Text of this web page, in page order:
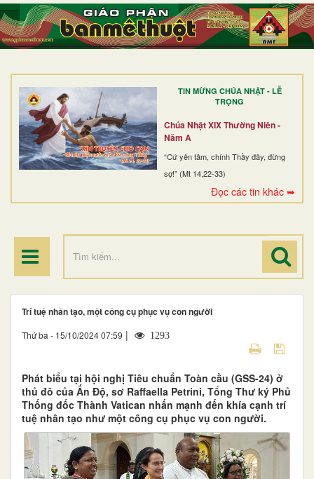
TIN MỪNG CHÚA NHẬT - LỄ
TRỌNG
Chúa Nhật XIX Thường Niên -
Năm A
“Cứ yên tâm, chính Thầy đây, đừng
sợ!” (Mt 14,22-33)
Đọc các tin khác ➥
TRANG NHẤT
GIỚI THIỆU
DÒNG TU
BAN MỤC VỤ
ĐOÀN THỂ CG
ĐIỂM HÀNH HƯƠNG
Trí tuệ nhân tạo, một công cụ phục vụ con người
Thứ ba - 15/10/2024 07:59 | 1293
Phát biểu tại hội nghị Tiêu chuẩn Toàn cầu (GSS-24) ở
thủ đô của Ấn Độ, sơ Raffaella Petrini, Tổng Thư ký Phủ
Thống đốc Thành Vatican nhấn mạnh đến khía cạnh trí
tuệ nhân tạo như một công cụ phục vụ con người.